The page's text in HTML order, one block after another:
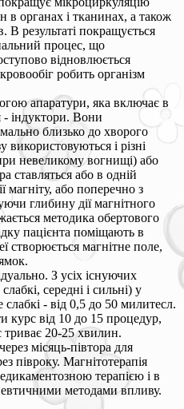
в органах і тканинах, а також
В результаті покращується
процес, що
відновлюється
робить організм
апаратури, яка включає в
- індуктори. Вони
близько до хворого
використовуються і різні
невеликому вогнищі) або
ставляться або в одній
або поперечно з
глибину дії магнітного
методика обертового
пацієнта поміщають в
створюється магнітне поле,
З усіх існуючих
середні і сильні) у
- від 0,5 до 50 милитесл.
курс від 10 до 15 процедур,
триває 20-25 хвилин.
місяць-півтора для
півроку. Магнітотерапія
терапією і в
методами впливу.